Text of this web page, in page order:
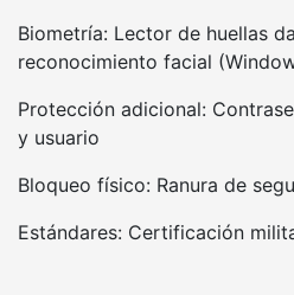
Biometría: Lector de huellas
reconocimiento facial
Protección adicional:
y usuario
Bloqueo físico: Ranura de
Estándares: Certificación